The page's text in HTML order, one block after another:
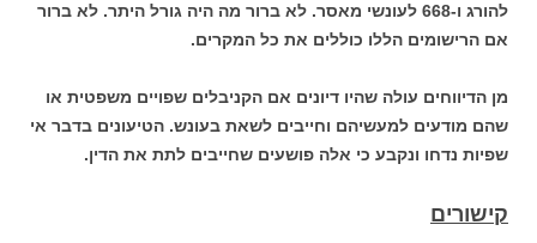
להורג ו-668 לעונשי מאסר. לא ברור מה היה גורל היתר. לא ברור
אם הרישומים הללו כוללים את כל המקרים.
מן הדיווחים עולה שהיו דיונים אם הקניבלים שפויים משפטית או
שהם מודעים למעשיהם וחייבים לשאת בעונש. הטיעונים בדבר אי
שפיות נדחו ונקבע כי אלה פושעים שחייבים לתת את הדין.
קישורים